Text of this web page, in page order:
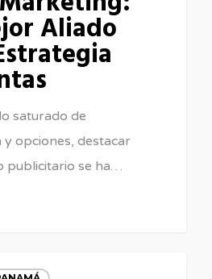
Aliado
saturado de
opciones, destacar
publicitario se ha…